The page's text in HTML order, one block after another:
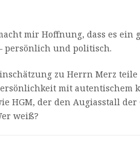
mir Hoffnung, dass es
persönlich und politisch.
zu Herrn Merz
mit autentischem
HGM, der den Augiasstall der
weiß?